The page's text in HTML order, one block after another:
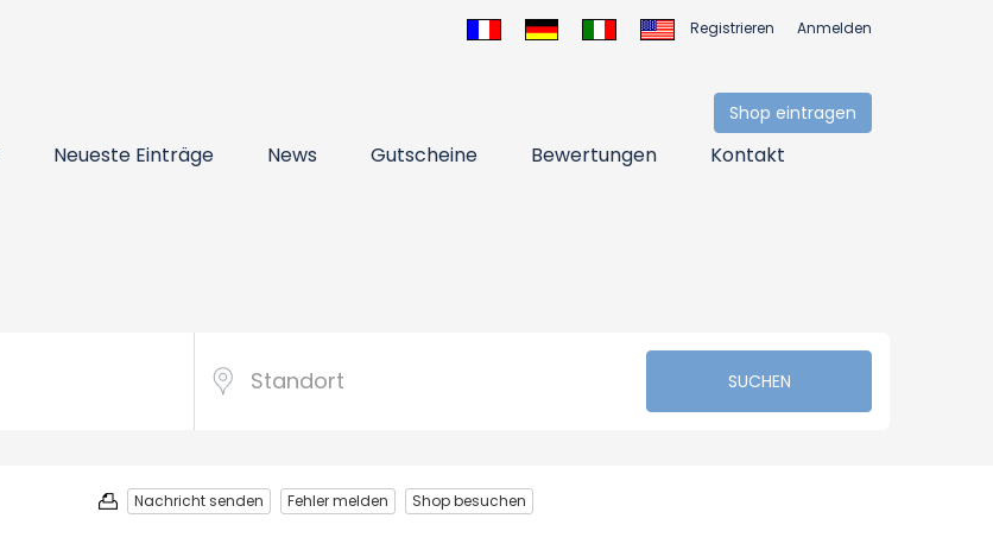
Registrieren Anmelden
Shop eintragen
Neueste Einträge News Gutscheine Bewertungen Kontakt
SUCHEN
Shop besuchen
Fehler melden
Nachricht senden